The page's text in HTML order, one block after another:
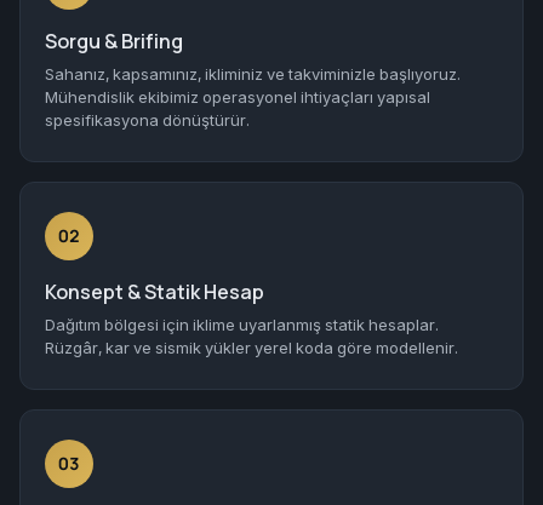
Sorgu & Brifing
Sahanız, kapsamınız, ikliminiz ve takviminizle başlıyoruz.
Mühendislik ekibimiz operasyonel ihtiyaçları yapısal
spesifikasyona dönüştürür.
02
Konsept & Statik Hesap
Dağıtım bölgesi için iklime uyarlanmış statik hesaplar.
Rüzgâr, kar ve sismik yükler yerel koda göre modellenir.
03